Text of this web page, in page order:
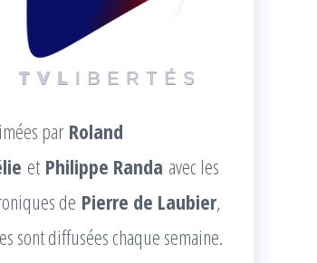
par Roland
et Philippe Randa avec les
de Pierre de Laubier,
sont diffusées chaque semaine.